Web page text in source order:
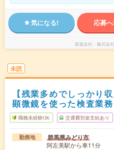
気になる! 応募
派遣会社 株式会
未読
【残業多めでしっかり
顕微鏡を使った検査業務
職種未経験OK 交通費別途支給あり
勤務地 群馬県みどり市
阿左美駅から車11分